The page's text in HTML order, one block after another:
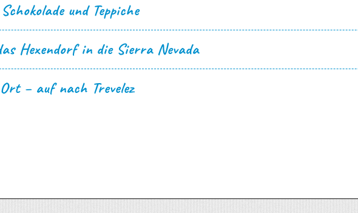
und Teppiche
Hexendorf in die Sierra Nevada
– auf nach Trevelez